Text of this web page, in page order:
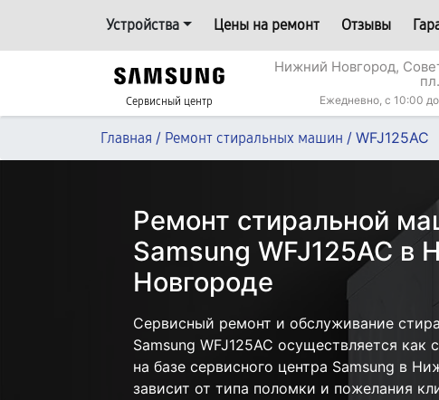
Устройства Цены на ремонт Отзывы
Сервисный центр
Нижний Новгород,
Ежедневно, с 10:00
Главная / Ремонт стиральных машин / WFJ125AC
Ремонт стиральной
Samsung WFJ125AC в
Новгороде
Сервисный ремонт и обслуживание
Samsung WFJ125AC осуществляется
на базе сервисного центра Samsung в
зависит от типа поломки и пожелания